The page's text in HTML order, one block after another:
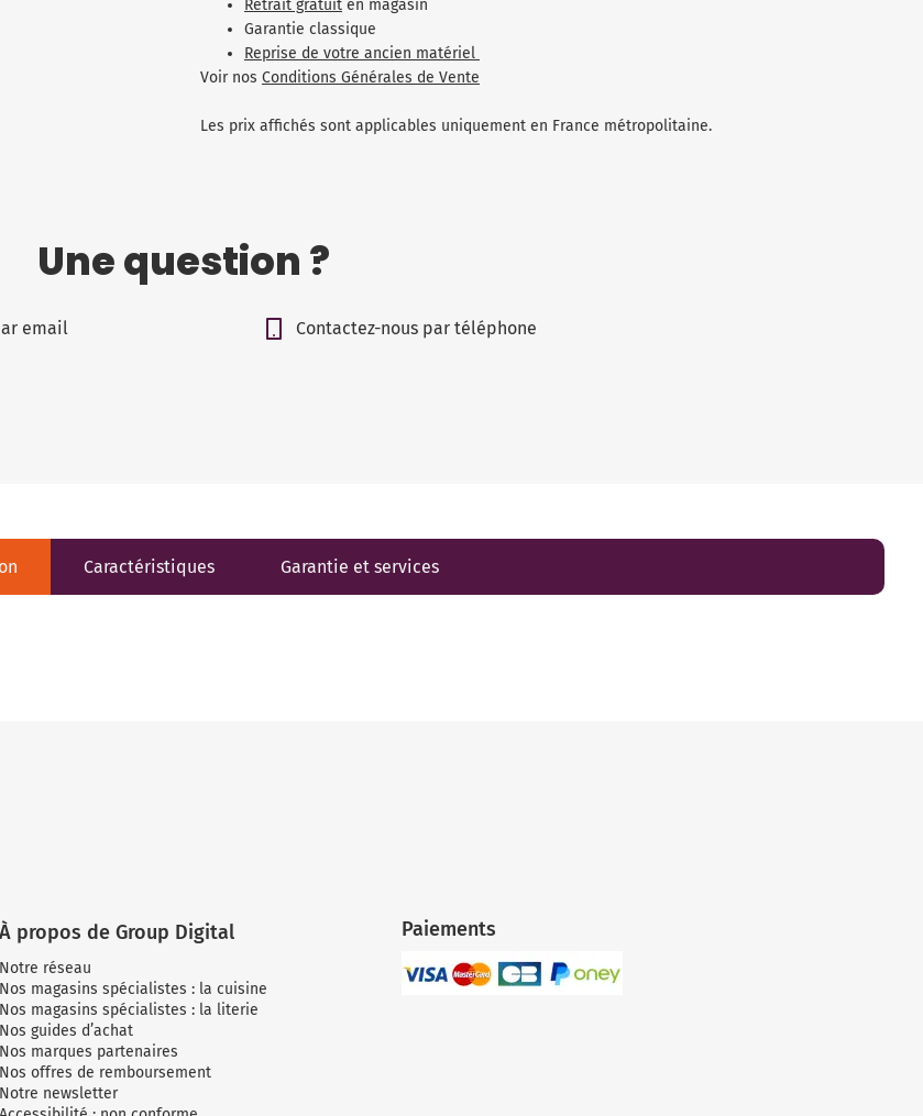
Retrait gratuit en magasin
Garantie classique
Reprise de votre ancien matériel
Voir nos Conditions Générales de Vente
Les prix affichés sont applicables uniquement en France métropolitaine.
Une question ?
email Contactez-nous par téléphone
Caractéristiques Garantie et services
À propos de Group Digital
Notre réseau
Nos magasins spécialistes : la cuisine
Nos magasins spécialistes : la literie
Nos guides d’achat
Nos marques partenaires
Nos offres de remboursement
Notre newsletter
Paiements